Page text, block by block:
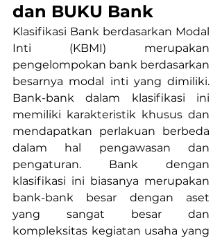
dan BUKU Bank
Klasifikasi Bank berdasarkan Modal
Inti (KBMI) merupakan
pengelompokan bank berdasarkan
besarnya modal inti yang dimiliki.
Bank-bank dalam klasifikasi ini
memiliki karakteristik khusus dan
mendapatkan perlakuan berbeda
dalam hal pengawasan dan
pengaturan. Bank dengan
klasifikasi ini biasanya merupakan
bank-bank besar dengan aset
yang sangat besar dan
kompleksitas kegiatan usaha yang